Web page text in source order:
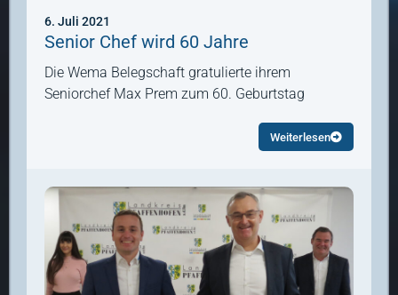
6. Juli 2021
Senior Chef wird 60 Jahre
Die Wema Belegschaft gratulierte ihrem
Seniorchef Max Prem zum 60. Geburtstag
Weiterlesen